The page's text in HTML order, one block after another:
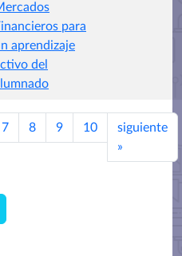
para
aprendizaje
del
7 8 9 10
siguiente
»